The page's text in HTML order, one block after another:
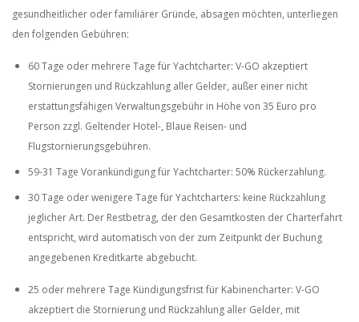
gesundheitlicher oder familiärer Gründe, absagen möchten, unterliegen
den folgenden Gebühren:
60 Tage oder mehrere Tage für Yachtcharter: V-GO akzeptiert
Stornierungen und Rückzahlung aller Gelder, außer einer nicht
erstattungsfähigen Verwaltungsgebühr in Höhe von 35 Euro pro
Person zzgl. Geltender Hotel-, Blaue Reisen- und
Flugstornierungsgebühren.
59-31 Tage Vorankündigung für Yachtcharter: 50% Rückerzahlung.
30 Tage oder wenigere Tage für Yachtcharters: keine Rückzahlung
jeglicher Art. Der Restbetrag, der den Gesamtkosten der Charterfahrt
entspricht, wird automatisch von der zum Zeitpunkt der Buchung
angegebenen Kreditkarte abgebucht.
25 oder mehrere Tage Kündigungsfrist für Kabinencharter: V-GO
akzeptiert die Stornierung und Rückzahlung aller Gelder, mit